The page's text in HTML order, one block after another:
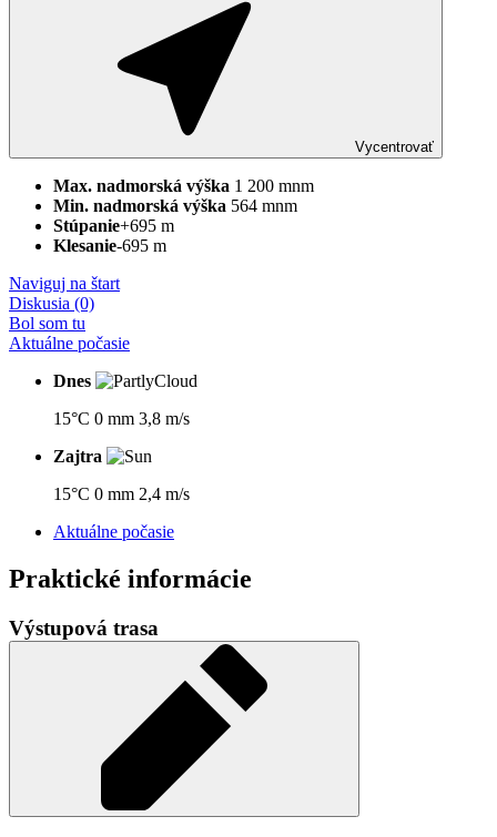
Vycentrovať
Max. nadmorská výška 1 200 mnm
Min. nadmorská výška 564 mnm
Stúpanie+695 m
Klesanie-695 m
Naviguj na štart
Diskusia (0)
Bol som tu
Aktuálne počasie
Dnes
15°C 0 mm 3,8 m/s
Zajtra
15°C 0 mm 2,4 m/s
Aktuálne počasie
Praktické informácie
Výstupová trasa